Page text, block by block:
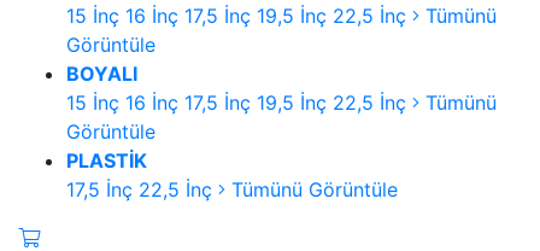
15 İnç 16 İnç 17,5 İnç 19,5 İnç 22,5 İnç
Tümünü
Görüntüle
BOYALI
15 İnç 16 İnç 17,5 İnç 19,5 İnç 22,5 İnç
Tümünü
Görüntüle
PLASTİK
17,5 İnç 22,5 İnç Tümünü Görüntüle